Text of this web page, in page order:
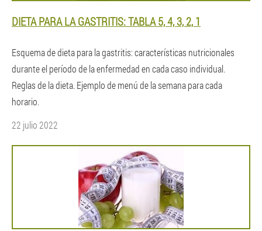
DIETA PARA LA GASTRITIS: TABLA 5, 4, 3, 2, 1
Esquema de dieta para la gastritis: características nutricionales
durante el período de la enfermedad en cada caso individual.
Reglas de la dieta. Ejemplo de menú de la semana para cada
horario.
22 julio 2022